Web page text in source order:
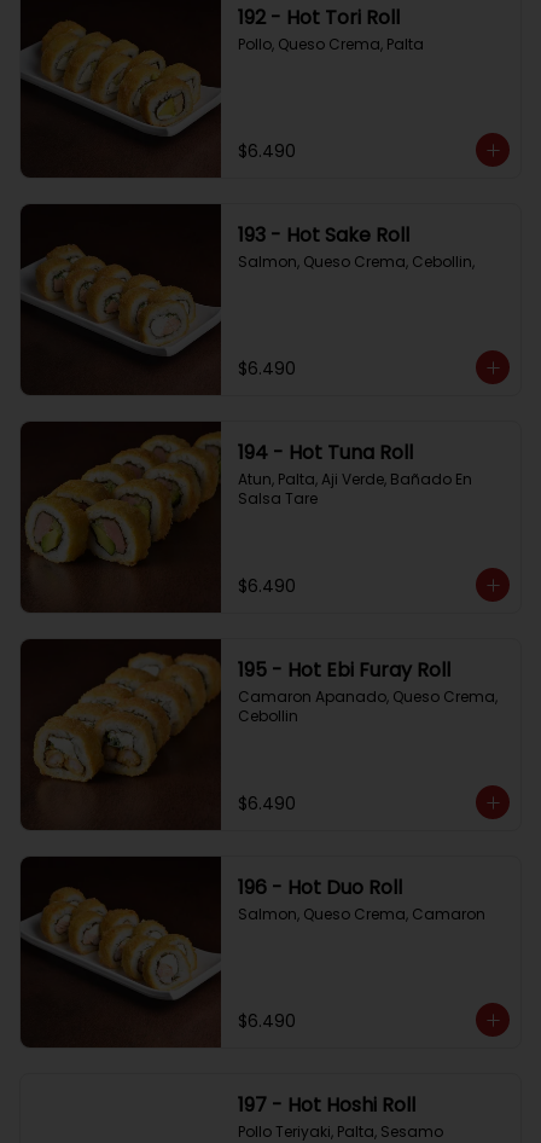
192 - Hot Tori Roll
Pollo, Queso Crema, Palta
$6.490
193 - Hot Sake Roll
Salmon, Queso Crema, Cebollin,
$6.490
194 - Hot Tuna Roll
Atun, Palta, Aji Verde, Bañado En
Salsa Tare
$6.490
195 - Hot Ebi Furay Roll
Camaron Apanado, Queso Crema,
Cebollin
$6.490
196 - Hot Duo Roll
Salmon, Queso Crema, Camaron
$6.490
197 - Hot Hoshi Roll
Pollo Teriyaki, Palta, Sesamo